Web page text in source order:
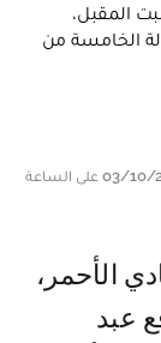
المقبل،
الخامسة من
في 03/10/2024 على الساعة 09:00, تحديث بتاريخ 03/10/2024 على الساعة
عبد